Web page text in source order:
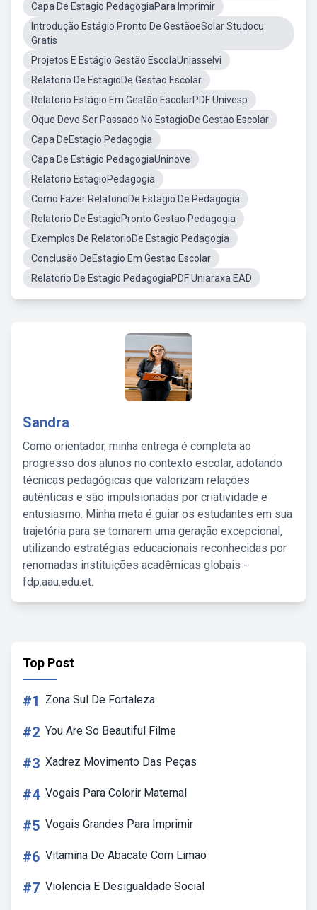
Capa De Estagio PedagogiaPara Imprimir
Introdução Estágio Pronto De GestãoeSolar Studocu
Gratis
Projetos E Estágio Gestão EscolaUniasselvi
Relatorio De EstagioDe Gestao Escolar
Relatorio Estágio Em Gestão EscolarPDF Univesp
Oque Deve Ser Passado No EstagioDe Gestao Escolar
Capa DeEstagio Pedagogia
Capa De Estágio PedagogiaUninove
Relatorio EstagioPedagogia
Como Fazer RelatorioDe Estagio De Pedagogia
Relatorio De EstagioPronto Gestao Pedagogia
Exemplos De RelatorioDe Estagio Pedagogia
Conclusão DeEstagio Em Gestao Escolar
Relatorio De Estagio PedagogiaPDF Uniaraxa EAD
Sandra
Como orientador, minha entrega é completa ao
progresso dos alunos no contexto escolar, adotando
técnicas pedagógicas que valorizam relações
autênticas e são impulsionadas por criatividade e
entusiasmo. Minha meta é guiar os estudantes em sua
trajetória para se tornarem uma geração excepcional,
utilizando estratégias educacionais reconhecidas por
renomadas instituições acadêmicas globais -
fdp.aau.edu.et.
Top Post
#1 Zona Sul De Fortaleza
#2 You Are So Beautiful Filme
#3 Xadrez Movimento Das Peças
#4 Vogais Para Colorir Maternal
#5 Vogais Grandes Para Imprimir
#6 Vitamina De Abacate Com Limao
#7 Violencia E Desigualdade Social